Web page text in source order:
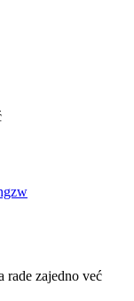
rade zajedno već